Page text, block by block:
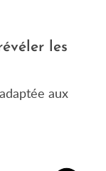
les
aux